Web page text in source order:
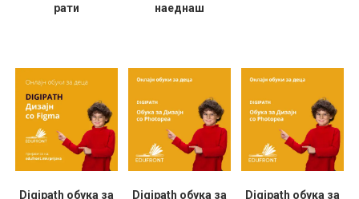
рати
наеднаш
Digipath обука за
Digipath обука за
Digipath обука за